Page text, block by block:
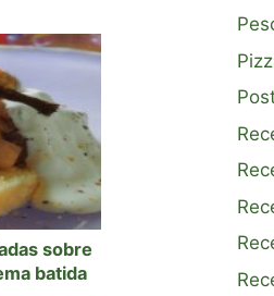
sobre
batida